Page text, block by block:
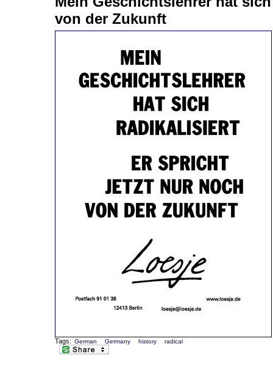
von der Zukunft
Tags: German Germany history radical